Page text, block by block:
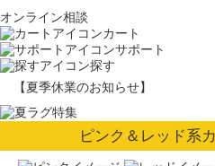
オンライン相談
カート
サポート
探す
【夏季休業のお知らせ】
ピンク＆レッド系